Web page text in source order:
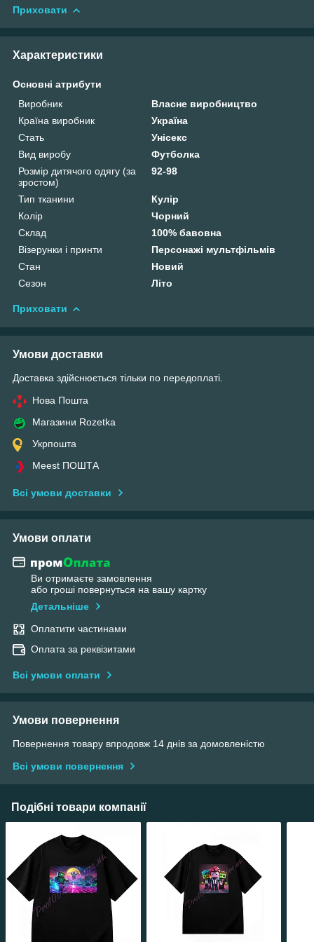
Приховати
Характеристики
Основні атрибути
Виробник
Власне виробництво
Країна виробник
Україна
Стать
Унісекс
Вид виробу
Футболка
Розмір дитячого одягу (за
зростом)
92-98
Тип тканини
Кулір
Колір
Чорний
Склад
100% бавовна
Візерунки і принти
Персонажі мультфільмів
Стан
Новий
Сезон
Літо
Приховати
Умови доставки
Доставка здійснюється тільки по передоплаті.
Нова Пошта
Магазини Rozetka
Укрпошта
Meest ПОШТА
Всі умови доставки
Умови оплати
Ви отримаєте замовлення
або гроші повернуться на вашу картку
Детальніше
Оплатити частинами
Оплата за реквізитами
Всі умови оплати
Умови повернення
Повернення товару впродовж 14 днів за домовленістю
Всі умови повернення
Подібні товари компанії